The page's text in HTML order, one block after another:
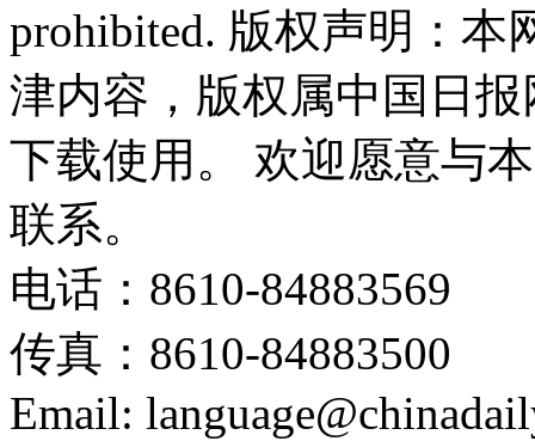
prohibited. 版权声明：
津内容，版权属中国日
下载使用。 欢迎愿意与
联系。
电话：8610-84883569
传真：8610-84883500
Email: